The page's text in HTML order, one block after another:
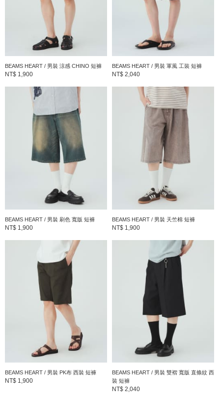
BEAMS HEART / 男裝 涼感 CHINO 短褲
NT$ 1,900
BEAMS HEART / 男裝 軍風 工裝 短褲
NT$ 2,040
BEAMS HEART / 男裝 刷色 寬版 短褲
NT$ 1,900
BEAMS HEART / 男裝 天竺棉 短褲
NT$ 1,900
BEAMS HEART / 男裝 PK布 西裝 短褲
NT$ 1,900
BEAMS HEART / 男裝 雙褶 寬版 直條紋 西
裝 短褲
NT$ 2,040